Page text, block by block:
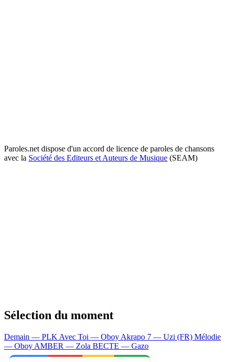
Paroles.net dispose d'un accord de licence de paroles de chansons
avec la Société des Editeurs et Auteurs de Musique (SEAM)
Sélection du moment
Demain — PLK Avec Toi — Oboy Akrapo 7 — Uzi (FR) Mélodie
— Oboy AMBER — Zola BECTE — Gazo